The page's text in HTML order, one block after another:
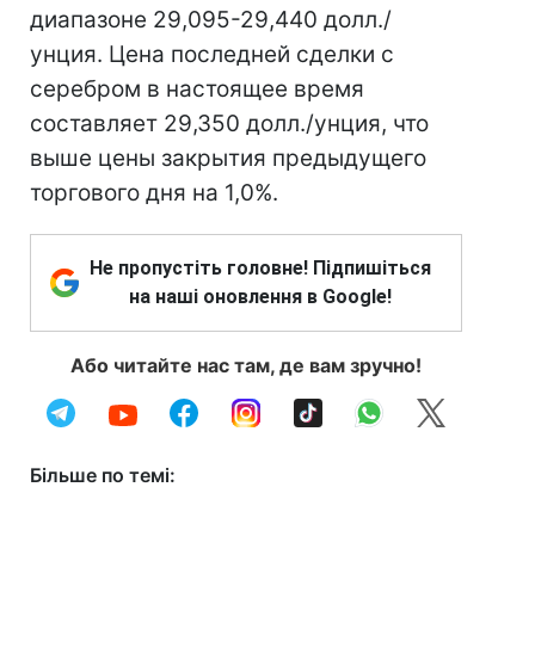
диапазоне 29,095-29,440 долл./
унция. Цена последней сделки с
серебром в настоящее время
составляет 29,350 долл./унция, что
выше цены закрытия предыдущего
торгового дня на 1,0%.
Не пропустіть головне! Підпишіться
на наші оновлення в Google!
Або читайте нас там, де вам зручно!
Більше по темі: